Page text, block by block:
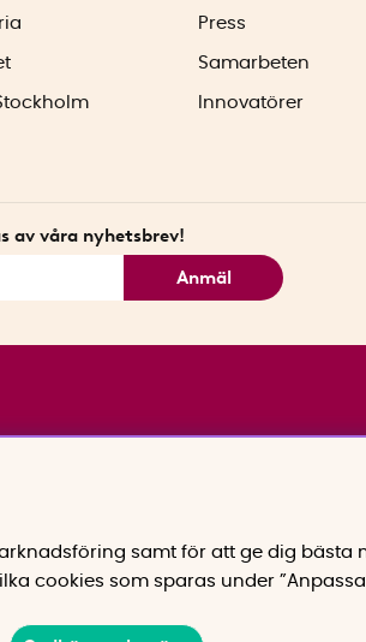
Press
Samarbeten
Innovatörer
av våra nyhetsbrev!
Anmäl
samt för att ge dig bästa
cookies som sparas under